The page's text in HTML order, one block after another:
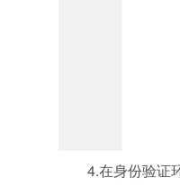
4.在身份验证